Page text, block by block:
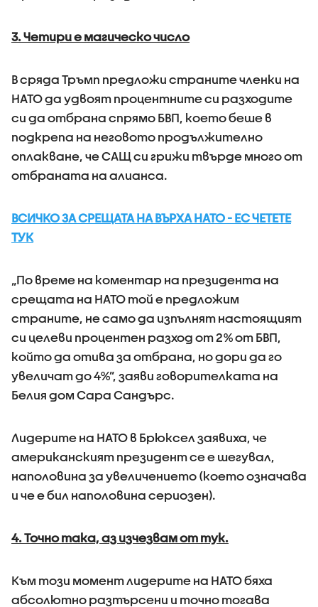
3. Четири е магическо число
В сряда Тръмп предложи страните членки на
НАТО да удвоят процентните си разходите
си да отбрана спрямо БВП, което беше в
подкрепа на неговото продължително
оплакване, че САЩ си грижи твърде много от
отбраната на алианса.
ВСИЧКО ЗА СРЕЩАТА НА ВЪРХА НАТО - ЕС ЧЕТЕТЕ
ТУК
„По време на коментар на президента на
срещата на НАТО той е предложим
страните, не само да изпълнят настоящият
си целеви процентен разход от 2% от БВП,
който да отива за отбрана, но дори да го
увеличат до 4%”, заяви говорителката на
Белия дом Сара Сандърс.
Лидерите на НАТО в Брюксел заявиха, че
американският президент се е шегувал,
наполовина за увеличението (което означава
и че е бил наполовина сериозен).
4. Точно така, аз изчезвам от тук.
Към този момент лидерите на НАТО бяха
абсолютно разтърсени и точно тогава